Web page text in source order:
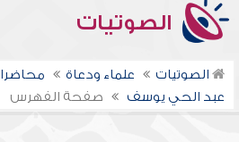
الصوتيات
الصوتيات علماء ودعاة
عبد الحي يوسف
صفحة الفهرس